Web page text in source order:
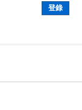
登錄